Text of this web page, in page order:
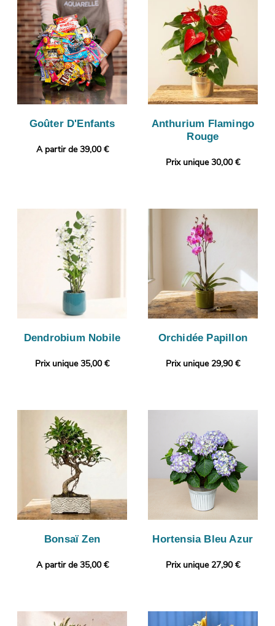
Goûter D'Enfants
A partir de 39,00 €
Anthurium Flamingo
Rouge
Prix unique 30,00 €
Dendrobium Nobile
Prix unique 35,00 €
Orchidée Papillon
Prix unique 29,90 €
Bonsaï Zen
A partir de 35,00 €
Hortensia Bleu Azur
Prix unique 27,90 €